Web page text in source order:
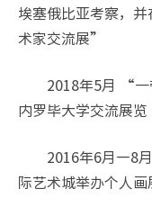
埃塞俄比亚考察，
术家交流展”
2018年5月 “
内罗毕大学交流展览
2016年6月—8
际艺术城举办个人画